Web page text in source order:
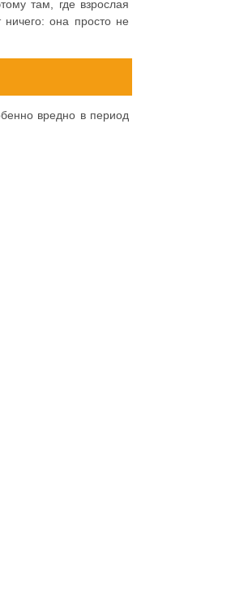
там, где взрослая
ничего: она просто не
вредно в период